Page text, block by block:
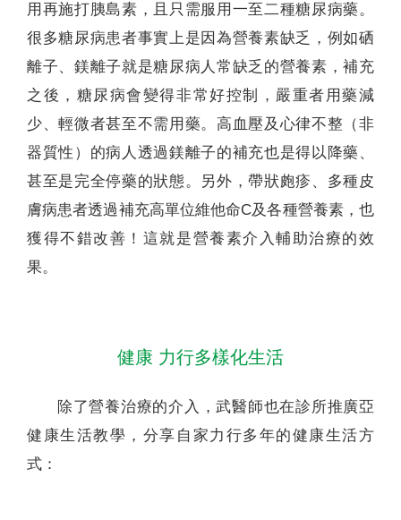
用再施打胰島素，且只需服用一至二種糖尿病藥。
很多糖尿病患者事實上是因為營養素缺乏，例如硒
離子、鎂離子就是糖尿病人常缺乏的營養素，補充
之後，糖尿病會變得非常好控制，嚴重者用藥減
少、輕微者甚至不需用藥。高血壓及心律不整（非
器質性）的病人透過鎂離子的補充也是得以降藥、
甚至是完全停藥的狀態。另外，帶狀皰疹、多種皮
膚病患者透過補充高單位維他命C及各種營養素，也
獲得不錯改善！這就是營養素介入輔助治療的效
果。
健康 力行多樣化生活
除了營養治療的介入，武醫師也在診所推廣亞
健康生活教學，分享自家力行多年的健康生活方
式：